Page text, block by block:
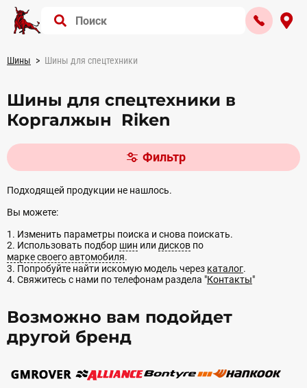
Шины Шины для спецтехники
Шины для спецтехники в
Коргалжын Riken
Фильтр
Подходящей продукции не нашлось.
Вы можете:
1. Изменить параметры поиска и снова поискать.
2. Использовать подбор шин или дисков по
марке своего автомобиля.
3. Попробуйте найти искомую модель через каталог.
4. Свяжитесь с нами по телефонам раздела "Контакты"
Возможно вам подойдет
другой бренд